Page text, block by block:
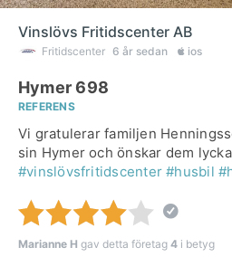
Vinslövs Fritidscenter AB
Fritidscenter 6 år sedan ios
Hymer 698
REFERENS
Vi gratulerar familjen
sin Hymer och önskar dem
#vinslövsfritidscenter #husbil
Marianne H gav detta företag 4 i betyg